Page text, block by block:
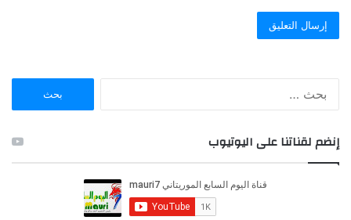
ن
:
إنضم لقناتنا على اليوتيوب